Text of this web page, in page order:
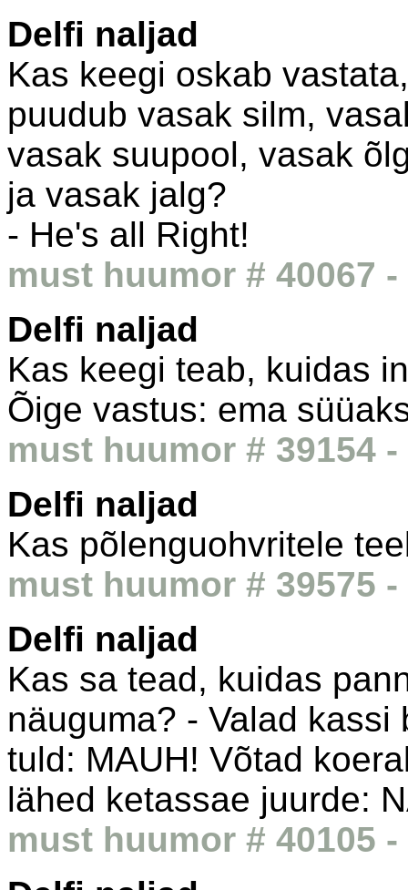
Delfi naljad
Kas keegi oskab
puudub vasak silm,
vasak suupool, vasak
ja vasak jalg?
- He's all Right!
must huumor # 40067 -
Delfi naljad
Kas keegi teab, kuidas
Õige vastus: ema
must huumor # 39154 -
Delfi naljad
Kas põlenguohvritele
must huumor # 39575 -
Delfi naljad
Kas sa tead, kuidas
näuguma? - Valad
tuld: MAUH! Võtad
lähed ketassae juurde:
must huumor # 40105 -